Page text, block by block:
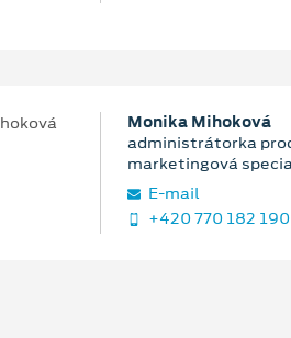
Monika Mihoková
administrátorka
marketingová
E‑mail
+420 770 182 190